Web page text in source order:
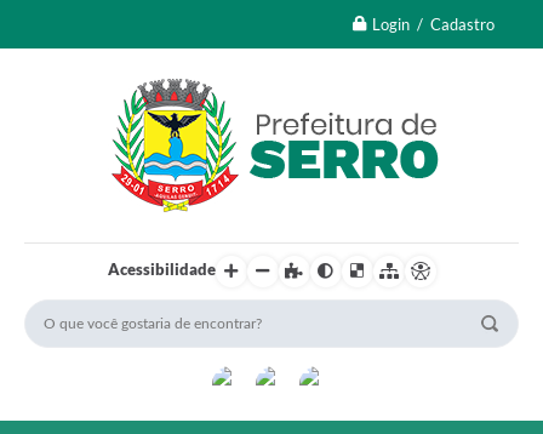
Login / Cadastro
Acessibilidade